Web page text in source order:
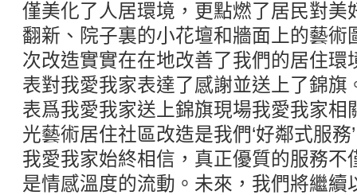
僅美化了人居環境，更點燃了居民對美
翻新、院子裏的小花壇和牆面上的藝術
次改造實實在在地改善了我們的居住環
表對我愛我家表達了感謝並送上了錦旗
表爲我愛我家送上錦旗現場我愛我家相
光藝術居住社區改造是我們‘好鄰式服
我愛我家始終相信，真正優質的服務不
是情感溫度的流動。未來，我們將繼續